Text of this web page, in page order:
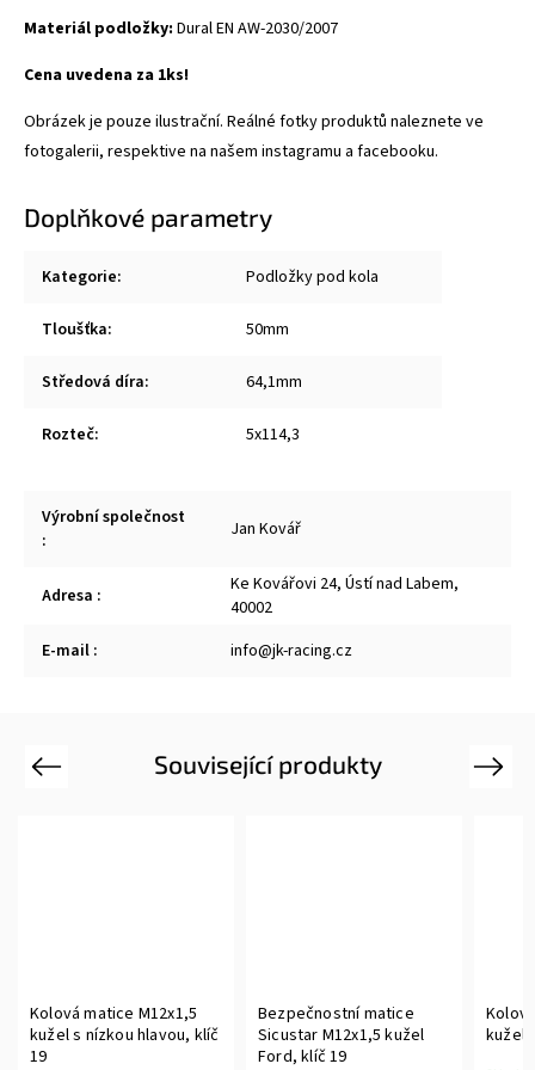
Materiál podložky: DuralEN AW-2030/2007
Cena uvedena za 1ks!
Obrázek je pouze ilustrační. Reálné fotky produktů naleznete ve
fotogalerii, respektive na našem instagramu a facebooku.
Doplňkové parametry
Kategorie: Podložky pod kola
Tloušťka: 50mm
Středová díra: 64,1mm
Rozteč: 5x114,3
Výrobní společnost
:
Jan Kovář
Adresa :
Ke Kovářovi 24, Ústí nad Labem,
40002
E-mail : info@jk-racing.cz
Související produkty
Previous
Kolová matice M12x1,5
kužel s nízkou hlavou, klíč
19
Bezpečnostní matice
Sicustar M12x1,5 kužel
Ford, klíč 19
kužel
Next